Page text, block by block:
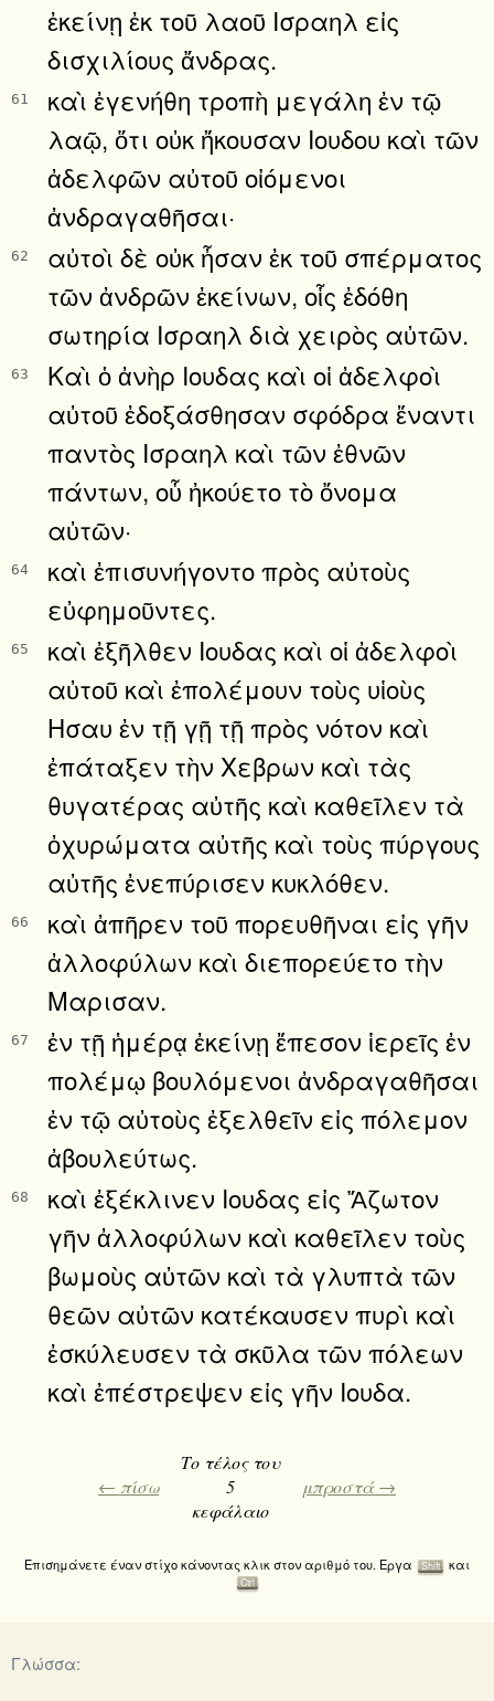
ἐκείνῃ ἐκ τοῦ λαοῦ Ισραηλ εἰς
δισχιλίους ἄνδρας.
61
καὶ ἐγενήθη τροπὴ μεγάλη ἐν τῷ
λαῷ, ὅτι οὐκ ἤκουσαν Ιουδου καὶ τῶν
ἀδελφῶν αὐτοῦ οἰόμενοι
ἀνδραγαθῆσαι·
62
αὐτοὶ δὲ οὐκ ἦσαν ἐκ τοῦ σπέρματος
τῶν ἀνδρῶν ἐκείνων, οἷς ἐδόθη
σωτηρία Ισραηλ διὰ χειρὸς αὐτῶν.
63
Καὶ ὁ ἀνὴρ Ιουδας καὶ οἱ ἀδελφοὶ
αὐτοῦ ἐδοξάσθησαν σφόδρα ἔναντι
παντὸς Ισραηλ καὶ τῶν ἐθνῶν
πάντων, οὗ ἠκούετο τὸ ὄνομα
αὐτῶν·
64
καὶ ἐπισυνήγοντο πρὸς αὐτοὺς
εὐφημοῦντες.
65
καὶ ἐξῆλθεν Ιουδας καὶ οἱ ἀδελφοὶ
αὐτοῦ καὶ ἐπολέμουν τοὺς υἱοὺς
Ησαυ ἐν τῇ γῇ τῇ πρὸς νότον καὶ
ἐπάταξεν τὴν Χεβρων καὶ τὰς
θυγατέρας αὐτῆς καὶ καθεῖλεν τὰ
ὀχυρώματα αὐτῆς καὶ τοὺς πύργους
αὐτῆς ἐνεπύρισεν κυκλόθεν.
66
καὶ ἀπῆρεν τοῦ πορευθῆναι εἰς γῆν
ἀλλοφύλων καὶ διεπορεύετο τὴν
Μαρισαν.
67
ἐν τῇ ἡμέρᾳ ἐκείνῃ ἔπεσον ἱερεῖς ἐν
πολέμῳ βουλόμενοι ἀνδραγαθῆσαι
ἐν τῷ αὐτοὺς ἐξελθεῖν εἰς πόλεμον
ἀβουλεύτως.
68
καὶ ἐξέκλινεν Ιουδας εἰς Ἄζωτον
γῆν ἀλλοφύλων καὶ καθεῖλεν τοὺς
βωμοὺς αὐτῶν καὶ τὰ γλυπτὰ τῶν
θεῶν αὐτῶν κατέκαυσεν πυρὶ καὶ
ἐσκύλευσεν τὰ σκῦλα τῶν πόλεων
καὶ ἐπέστρεψεν εἰς γῆν Ιουδα.
← πίσω
Το τέλος του
5
κεφάλαιο
μπροστά →
Επισημάνετε έναν στίχο κάνοντας κλικ στον αριθμό του. Εργα Shift και
Ctrl
Γλώσσα: